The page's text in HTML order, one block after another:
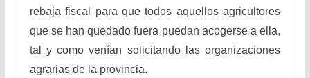
rebaja fiscal para que todos aquellos agricultores
que se han quedado fuera puedan acogerse a ella,
tal y como venían solicitando las organizaciones
agrarias de la provincia.